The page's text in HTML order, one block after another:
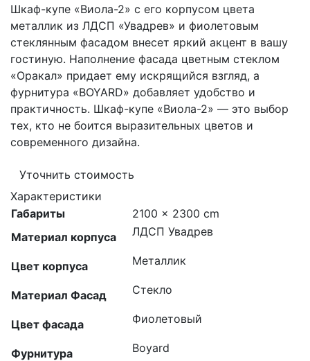
Шкаф-купе «Виола-2» с его корпусом цвета
металлик из ЛДСП «Увадрев» и фиолетовым
стеклянным фасадом внесет яркий акцент в вашу
гостиную. Наполнение фасада цветным стеклом
«Оракал» придает ему искрящийся взгляд, а
фурнитура «BOYARD» добавляет удобство и
практичность. Шкаф-купе «Виола-2» — это выбор
тех, кто не боится выразительных цветов и
современного дизайна.
Уточнить стоимость
Характеристики
Габариты
2100 × 2300 cm
Материал корпуса
ЛДСП Увадрев
Цвет корпуса Металлик
Материал Фасад Стекло
Цвет фасада Фиолетовый
Фурнитура Boyard